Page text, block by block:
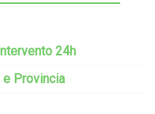
24h
e Provincia